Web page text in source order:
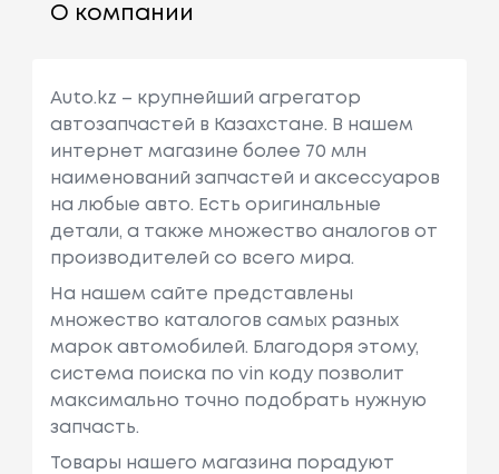
О компании
Auto.kz – крупнейший агрегатор
автозапчастей в Казахстане. В нашем
интернет магазине более 70 млн
наименований запчастей и аксессуаров
на любые авто. Есть оригинальные
детали, а также множество аналогов от
производителей со всего мира.
На нашем сайте представлены
множество каталогов самых разных
марок автомобилей. Благодоря этому,
система поиска по vin коду позволит
максимально точно подобрать нужную
запчасть.
Товары нашего магазина порадуют